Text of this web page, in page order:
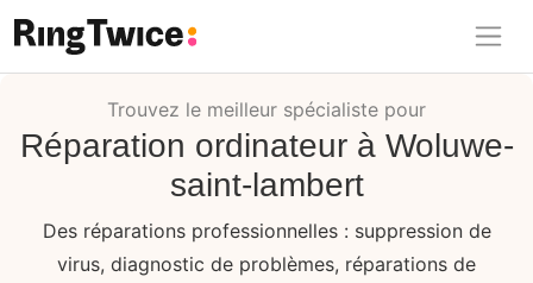
Ring Twice
Trouvez le meilleur spécialiste pour
Réparation ordinateur à Woluwe-
saint-lambert
Des réparations professionnelles : suppression de
virus, diagnostic de problèmes, réparations de